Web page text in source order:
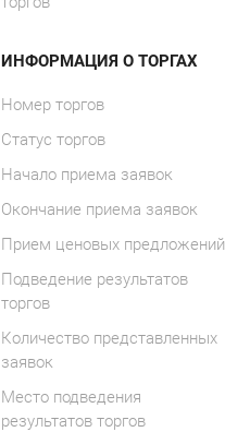
ИНФОРМАЦИЯ О ТОРГАХ
Номер торгов
Статус торгов
Начало приема заявок
Окончание приема заявок
Прием ценовых предложений
Подведение результатов
торгов
Количество представленных
заявок
Место подведения
результатов торгов